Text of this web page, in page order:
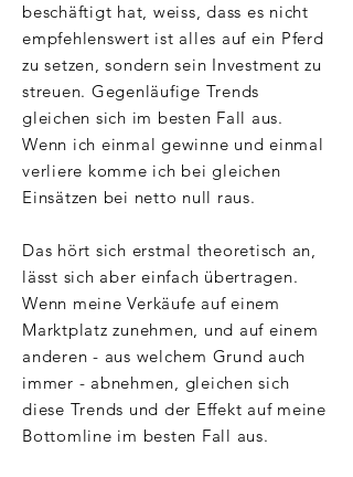
beschäftigt hat, weiss, dass es nicht
empfehlenswert ist alles auf ein Pferd
zu setzen, sondern sein Investment zu
streuen. Gegenläufige Trends
gleichen sich im besten Fall aus.
Wenn ich einmal gewinne und einmal
verliere komme ich bei gleichen
Einsätzen bei netto null raus.
Das hört sich erstmal theoretisch an,
lässt sich aber einfach übertragen.
Wenn meine Verkäufe auf einem
Marktplatz zunehmen, und auf einem
anderen - aus welchem Grund auch
immer - abnehmen, gleichen sich
diese Trends und der Effekt auf meine
Bottomline im besten Fall aus.